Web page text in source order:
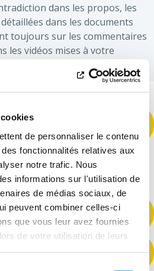
de personnaliser le contenu
fonctionnalités relatives aux
notre trafic. Nous
informations sur l'utilisation de
de médias sociaux, de
peuvent combiner celles-ci
que vous leur avez fournies
de votre utilisation de leurs
à nos cookies si vous
dans les propos, les
dans les documents
toujours sur les commentaires
les vidéos mises à votre
votre demande de travail via le
My Home
demande de travail
raccordements
du compteur électrique
du bâtiment